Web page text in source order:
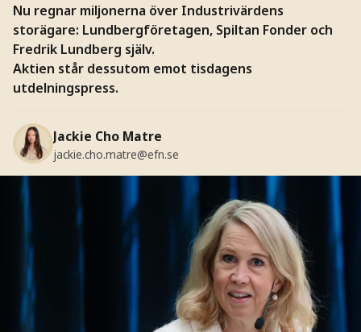
Nu regnar miljonerna över Industrivärdens
storägare: Lundbergföretagen, Spiltan Fonder och
Fredrik Lundberg själv.
Aktien står dessutom emot tisdagens
utdelningspress.
Jackie Cho Matre
jackie.cho.matre@efn.se